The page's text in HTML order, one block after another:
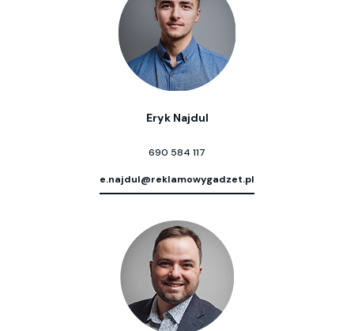
Eryk Najdul
690 584 117
e.najdul@reklamowygadzet.pl